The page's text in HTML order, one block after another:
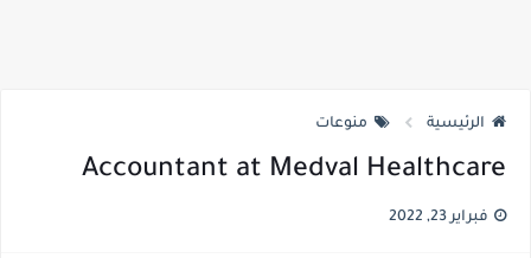
الرئيسية منوعات
Accountant at Medval Healthcare
فبراير 23, 2022